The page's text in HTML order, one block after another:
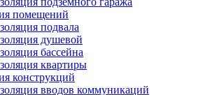
помещений
подвала
душевой
бассейна
квартиры
конструкций
вводов коммуникаций